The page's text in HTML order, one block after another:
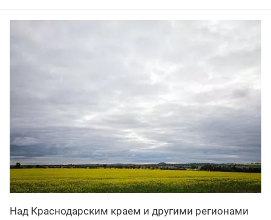
Над Краснодарским краем и другими регионами